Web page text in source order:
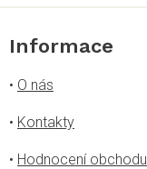
Informace
• O nás
• Kontakty
• Hodnocení obchodu